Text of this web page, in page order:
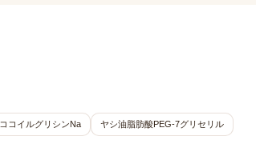
ココイルグリシンNa
ヤシ油脂肪酸PEG-7グリセリル